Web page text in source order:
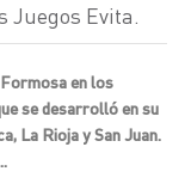
Juegos Evita.
en los
se desarrolló en su
La Rioja y San Juan.